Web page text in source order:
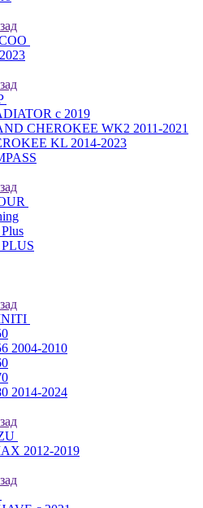
с 2019
CHEROKEE WK2 2011-2021
KL 2014-2023
2004-2010
2014-2024
2012-2019